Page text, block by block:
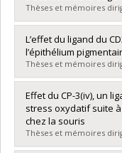
Thèses et mémoires
Diplômé(e) :Mellal,
Cycle :Doctorat
Diplôme obtenu :
Lien vers le
L’effet du ligand du
l’épithélium
Thèses et mémoires
Diplômé(e) :Dorion,
Cycle : Maîtrise
Diplôme obtenu :
Lien vers le
Effet du CP-3(iv), un
stress oxydatif suite
chez la souris
Thèses et mémoires